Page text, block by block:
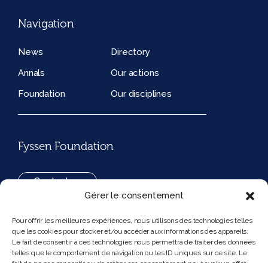
Gérer le consentement
Pour offrir les meilleures expériences, nous utilisons des technologies telles
que les cookies pour stocker et/ou accéder aux informations des appareils.
Le fait de consentir à ces technologies nous permettra de traiter des données
telles que le comportement de navigation ou les ID uniques sur ce site. Le
Navigation
News
Directory
Annals
Our actions
Foundation
Our disciplines
Fyssen Foundation
Contact us
194, rue de Rivoli 75001 Paris France